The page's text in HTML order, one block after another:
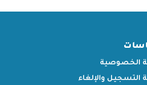
الخصوصية
والإلغاء